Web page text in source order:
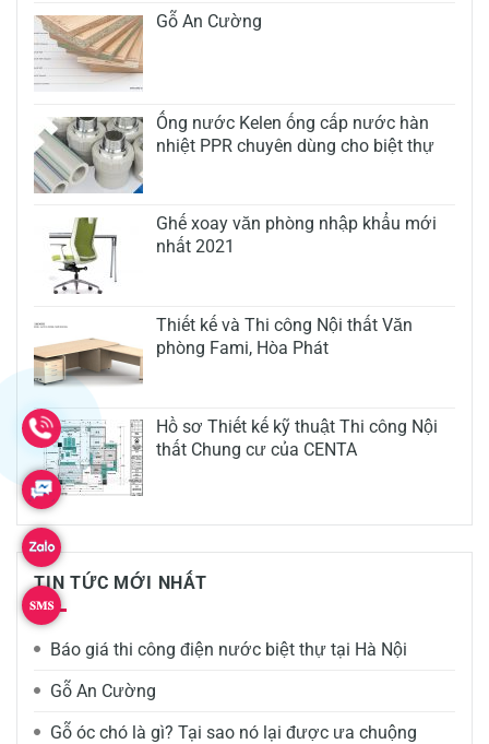
Gỗ An Cường
Ống nước Kelen ống cấp nước hàn
nhiệt PPR chuyên dùng cho biệt thự
Ghế xoay văn phòng nhập khẩu mới
nhất 2021
Thiết kế và Thi công Nội thất Văn
phòng Fami, Hòa Phát
Hồ sơ Thiết kế kỹ thuật Thi công Nội
thất Chung cư của CENTA
TIN TỨC MỚI NHẤT
Báo giá thi công điện nước biệt thự tại Hà Nội
Gỗ An Cường
Gỗ óc chó là gì? Tại sao nó lại được ưa chuộng